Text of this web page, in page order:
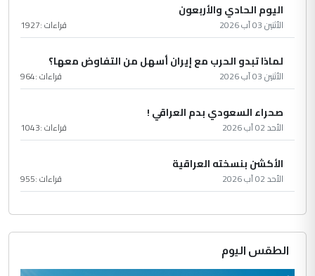
اليوم الحادي والأربعون
الأثنين 03 آب 2026 قراءات :1927
لماذا تبدو الحرب مع إيران أسهل من التفاوض معها؟
الأثنين 03 آب 2026 قراءات :964
صحراء السعودي بدم العراقي !
الأحد 02 آب 2026 قراءات :1043
الأكشن بنسخته العراقية
الأحد 02 آب 2026 قراءات :955
الطقس اليوم